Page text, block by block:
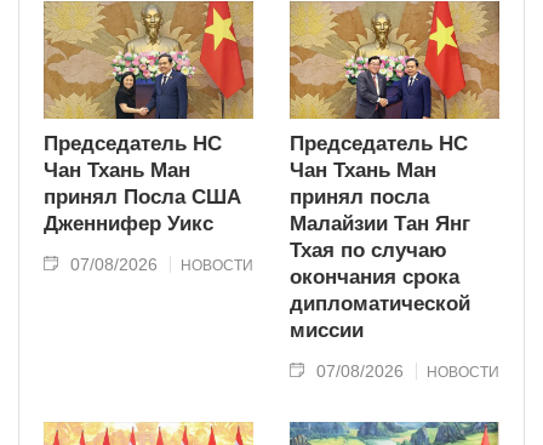
Председатель НС
Чан Тхань Ман
принял Посла США
Дженнифер Уикс
07/08/2026 НОВОСТИ
Председатель НС
Чан Тхань Ман
принял посла
Малайзии Тан Янг
Тхая по случаю
окончания срока
дипломатической
миссии
07/08/2026 НОВОСТИ